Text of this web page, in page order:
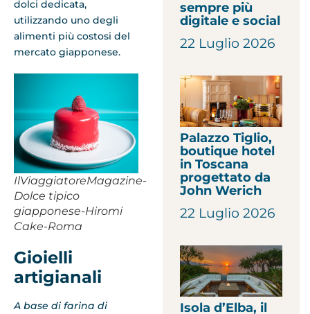
dolci dedicata,
utilizzando uno degli
alimenti più costosi del
mercato giapponese.
IlViaggiatoreMagazine-
Dolce tipico
giapponese-Hiromi
Cake-Roma
Gioielli
artigianali
A base di farina di
sempre più
digitale e social
22 Luglio 2026
Palazzo Tiglio,
boutique hotel
in Toscana
progettato da
John Werich
22 Luglio 2026
Isola d’Elba, il